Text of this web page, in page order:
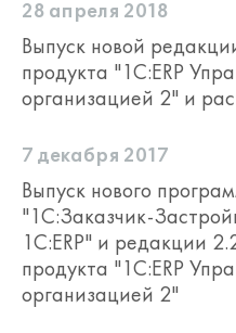
Решение
потребности в
управлять
поставками,
запасы,
Единая
для всех
28 апреля 2018
Выпуск новой
продукта "1С:ERP
организацией 2" и
7 декабря 2017
Выпуск нового
"1С:Заказчик-
1С:ERP" и редакции
продукта "1С:ERP
организацией 2"